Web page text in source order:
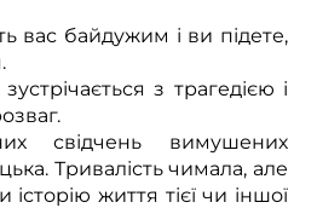
вас байдужим і ви підете,
з трагедією і
свідчень вимушених
Тривалість чимала, але
життя тієї чи іншої